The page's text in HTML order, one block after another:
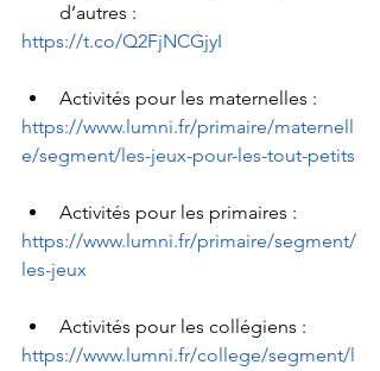
d’autres :
https://t.co/Q2FjNCGjyI
Activités pour les maternelles :
https://www.lumni.fr/primaire/maternell
e/segment/les-jeux-pour-les-tout-petits
Activités pour les primaires :
https://www.lumni.fr/primaire/segment/
les-jeux
Activités pour les collégiens :
https://www.lumni.fr/college/segment/l